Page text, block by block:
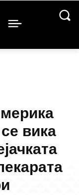
вика